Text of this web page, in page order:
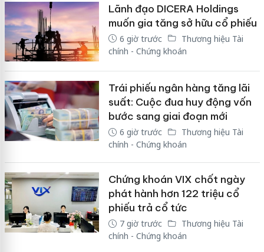
Lãnh đạo DICERA Holdings
muốn gia tăng sở hữu cổ phiếu
6 giờ trước
Thương hiệu Tài
chính - Chứng khoán
Trái phiếu ngân hàng tăng lãi
suất: Cuộc đua huy động vốn
bước sang giai đoạn mới
6 giờ trước
Thương hiệu Tài
chính - Chứng khoán
Chứng khoán VIX chốt ngày
phát hành hơn 122 triệu cổ
phiếu trả cổ tức
7 giờ trước
Thương hiệu Tài
chính - Chứng khoán